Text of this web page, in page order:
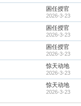
困任授官
2026-3-23
困任授官
2026-3-23
困任授官
2026-3-23
惊天动地
2026-3-23
惊天动地
2026-3-23